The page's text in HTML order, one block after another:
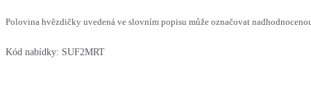
Polovina hvězdičky uvedená ve slovním popisu může označovat
Kód nabídky: SUF2MRT